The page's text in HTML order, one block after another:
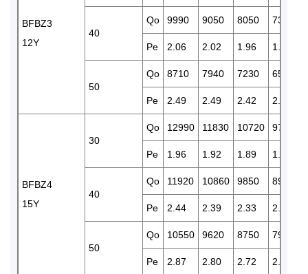
BFBZ3
12Y
40
Qo 9990 9050 8050 7390
Pe 2.06 2.02 1.96 1.90
50
Qo 8710 7940 7230 6520
Pe 2.49 2.49 2.42 2.35
BFBZ4
15Y
30
Qo 12990 11830 10720 9700
Pe 1.96 1.92 1.89 1.83
40
Qo 11920 10860 9850 8920
Pe 2.44 2.39 2.33 2.26
50
Qo 10550 9620 8750 7960
Pe 2.87 2.80 2.72 2.64